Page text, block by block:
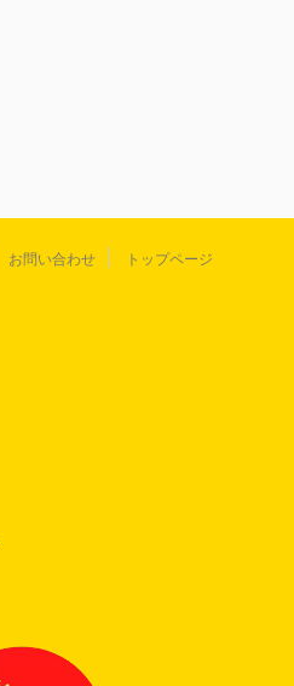
お問い合わせ トップページ